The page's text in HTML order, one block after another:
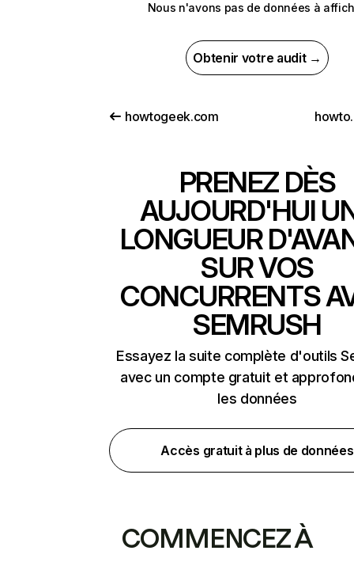
Nous n'avons pas de données à
Obtenir votre audit →
howtogeek.com
PRENEZ DÈS
AUJOURD'HUI
LONGUEUR
SUR VOS
CONCURRENTS
SEMRUSH
Essayez la suite complète d'outils
avec un compte gratuit et
les données
Accès gratuit à plus de données
COMMENCEZ À